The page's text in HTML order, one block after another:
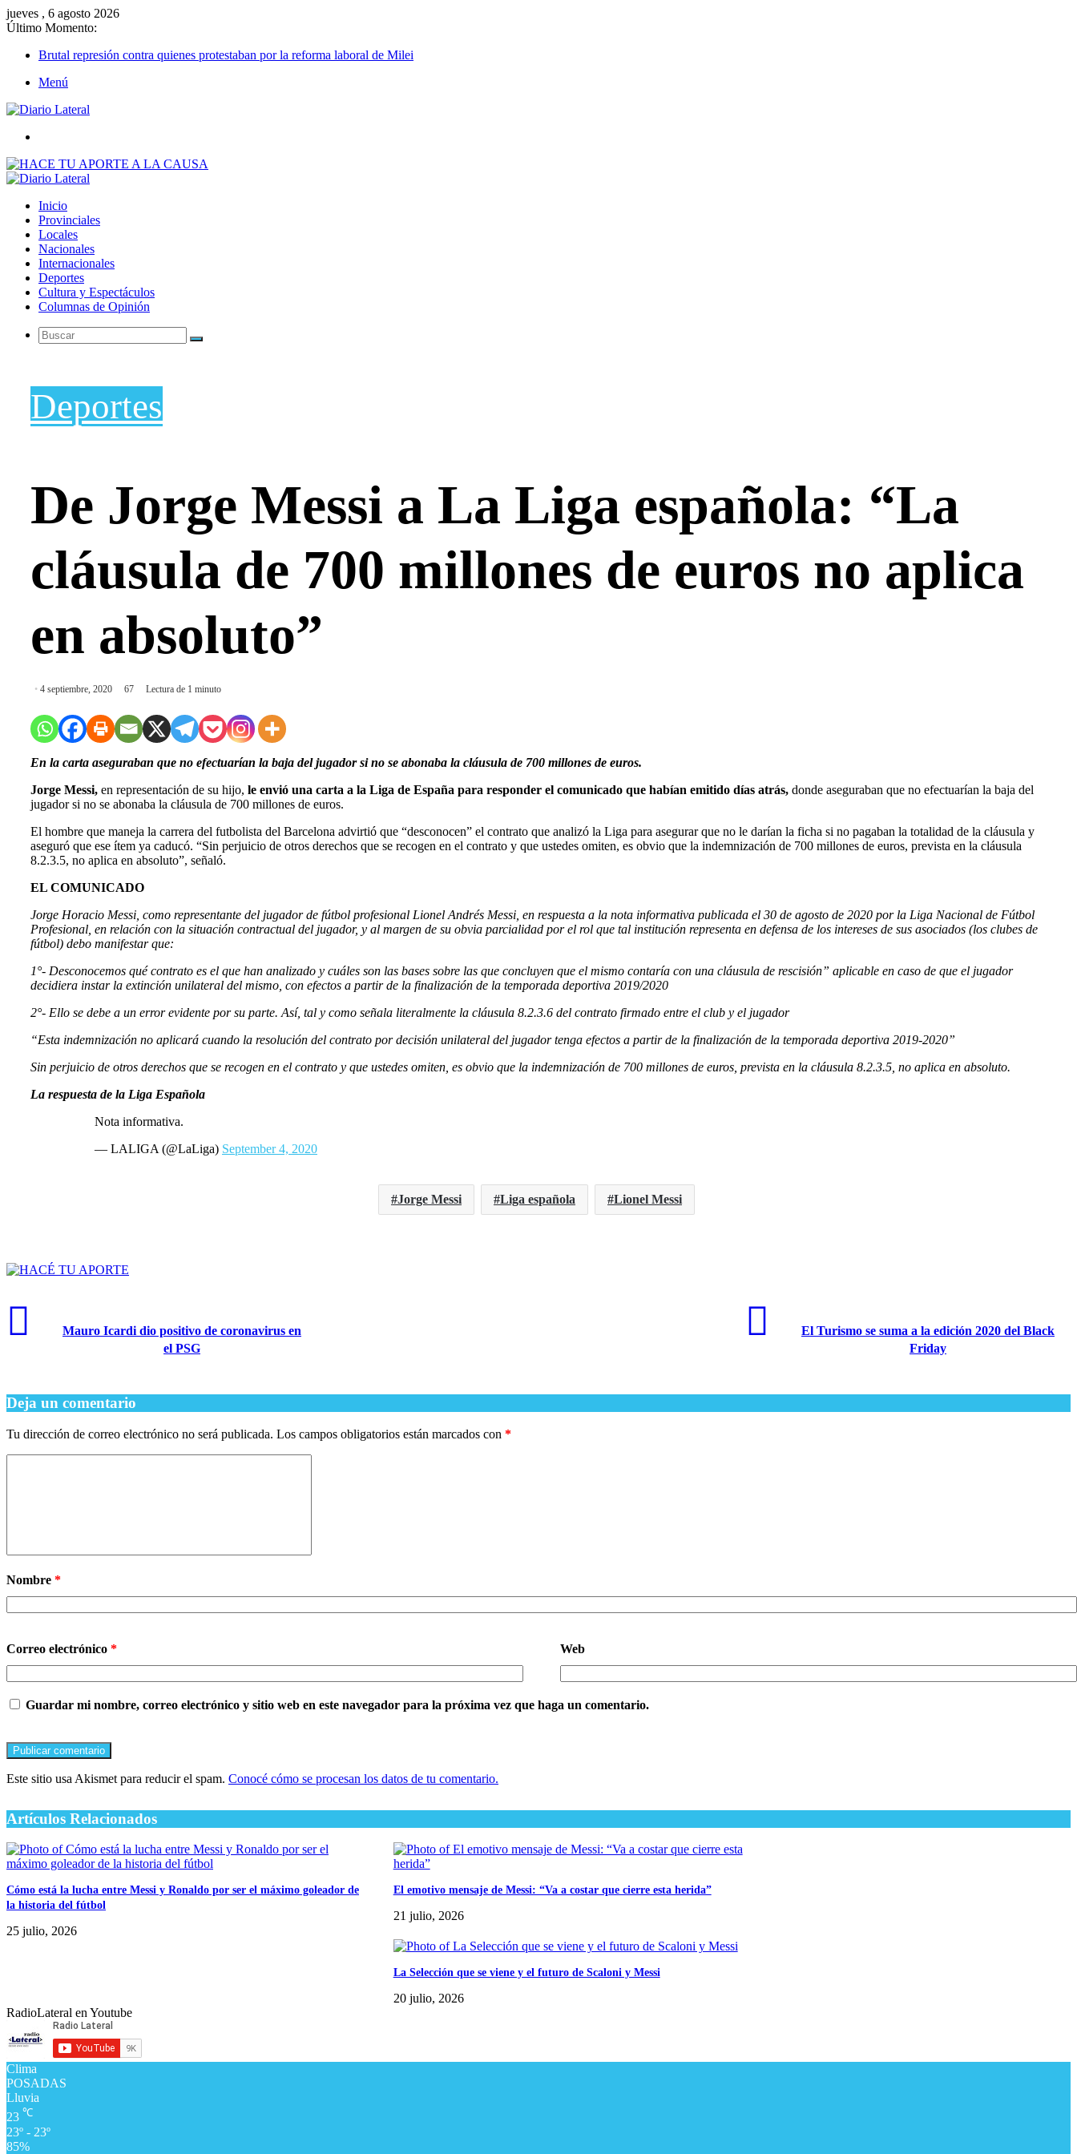
jueves , 6 agosto 2026
Último Momento:
Brutal represión contra quienes protestaban por la reforma laboral de Milei
Menú
Inicio
Provinciales
Locales
Nacionales
Internacionales
Deportes
Cultura y Espectáculos
Columnas de Opinión
Buscar
Deportes
De Jorge Messi a La Liga española: “La
cláusula de 700 millones de euros no aplica
en absoluto”
4 septiembre, 2020 67 Lectura de 1 minuto
En la carta aseguraban que no efectuarían la baja del jugador si no se abonaba la cláusula de 700 millones de euros.
Jorge Messi, en representación de su hijo, le envió una carta a la Liga de España para responder el comunicado que habían emitido días atrás, donde aseguraban que no efectuarían la baja del
jugador si no se abonaba la cláusula de 700 millones de euros.
El hombre que maneja la carrera del futbolista del Barcelona advirtió que “desconocen” el contrato que analizó la Liga para asegurar que no le darían la ficha si no pagaban la totalidad de la cláusula y
aseguró que ese ítem ya caducó. “Sin perjuicio de otros derechos que se recogen en el contrato y que ustedes omiten, es obvio que la indemnización de 700 millones de euros, prevista en la cláusula
8.2.3.5, no aplica en absoluto”, señaló.
EL COMUNICADO
Jorge Horacio Messi, como representante del jugador de fútbol profesional Lionel Andrés Messi, en respuesta a la nota informativa publicada el 30 de agosto de 2020 por la Liga Nacional de Fútbol
Profesional, en relación con la situación contractual del jugador, y al margen de su obvia parcialidad por el rol que tal institución representa en defensa de los intereses de sus asociados (los clubes de
fútbol) debo manifestar que:
1°- Desconocemos qué contrato es el que han analizado y cuáles son las bases sobre las que concluyen que el mismo contaría con una cláusula de rescisión” aplicable en caso de que el jugador
decidiera instar la extinción unilateral del mismo, con efectos a partir de la finalización de la temporada deportiva 2019/2020
2°- Ello se debe a un error evidente por su parte. Así, tal y como señala literalmente la cláusula 8.2.3.6 del contrato firmado entre el club y el jugador
“Esta indemnización no aplicará cuando la resolución del contrato por decisión unilateral del jugador tenga efectos a partir de la finalización de la temporada deportiva 2019-2020”
Sin perjuicio de otros derechos que se recogen en el contrato y que ustedes omiten, es obvio que la indemnización de 700 millones de euros, prevista en la cláusula 8.2.3.5, no aplica en absoluto.
La respuesta de la Liga Española
Nota informativa.
— LALIGA (@LaLiga) September 4, 2020
Jorge Messi Liga española Lionel Messi
Mauro Icardi dio positivo de coronavirus en
el PSG
El Turismo se suma a la edición 2020 del Black
Friday
Deja un comentario
Tu dirección de correo electrónico no será publicada. Los campos obligatorios están marcados con *
Nombre *
Correo electrónico * Web
Guardar mi nombre, correo electrónico y sitio web en este navegador para la próxima vez que haga un comentario.
Este sitio usa Akismet para reducir el spam. Conocé cómo se procesan los datos de tu comentario.
Artículos Relacionados
Cómo está la lucha entre Messi y Ronaldo por ser el máximo goleador de
la historia del fútbol
25 julio, 2026
El emotivo mensaje de Messi: “Va a costar que cierre esta herida”
21 julio, 2026
La Selección que se viene y el futuro de Scaloni y Messi
20 julio, 2026
RadioLateral en Youtube
Clima
POSADAS
Lluvia
23 ℃
23º - 23º
85%